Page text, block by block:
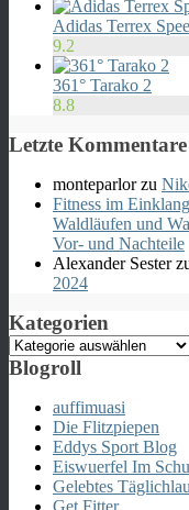
Adidas Terrex
9.2
361° Tarako 2
8.8
Letzte Kommentare
monteparlorzu
Fitness im
Waldläufen und
Vor- und Nachteile
Alexander Sester
2024
Kategorien
Kategorien
Blogroll
auffimuasi
Die Flitzpiepen
Eddys Sport Blog
Eiswuerfel Im
Gelebtes
Get Fitter